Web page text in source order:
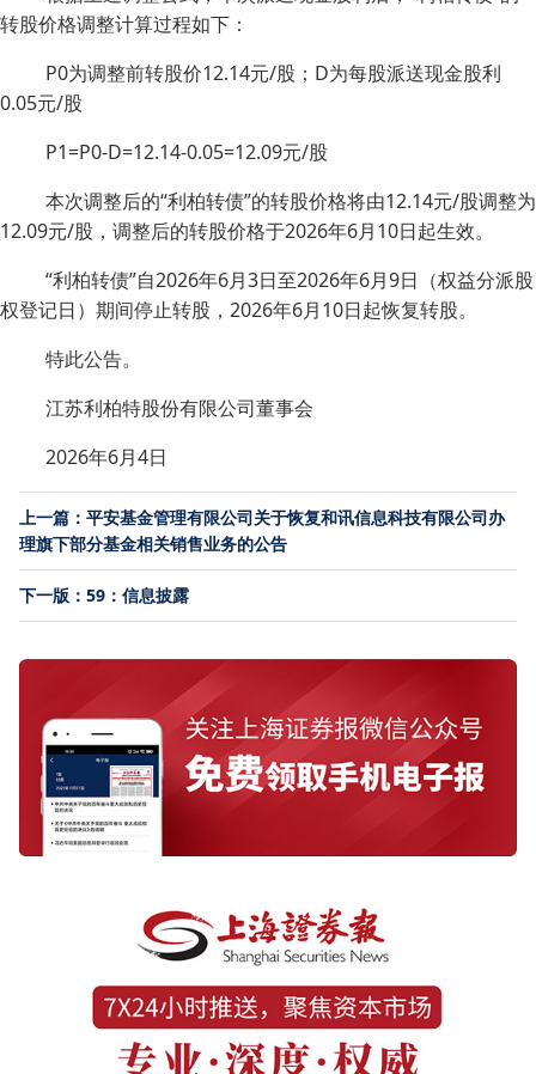
转股价格调整计算过程如下：
P0为调整前转股价12.14元/股；D为每股派送现金股利
0.05元/股
P1=P0-D=12.14-0.05=12.09元/股
本次调整后的“利柏转债”的转股价格将由12.14元/股调整为
12.09元/股，调整后的转股价格于2026年6月10日起生效。
“利柏转债”自2026年6月3日至2026年6月9日（权益分派股
权登记日）期间停止转股，2026年6月10日起恢复转股。
特此公告。
江苏利柏特股份有限公司董事会
2026年6月4日
上一篇：平安基金管理有限公司关于恢复和讯信息科技有限公司办
理旗下部分基金相关销售业务的公告
下一版：59：信息披露